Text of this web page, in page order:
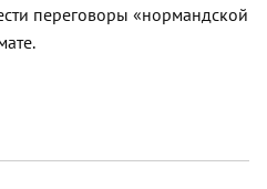
переговоры «нормандской